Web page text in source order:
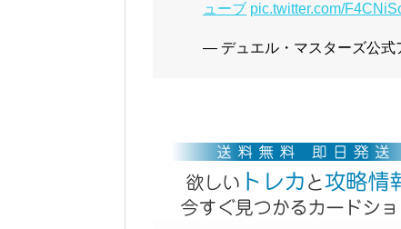
ューブ pic.twitter.com/
— デュエル・マスターズ公式